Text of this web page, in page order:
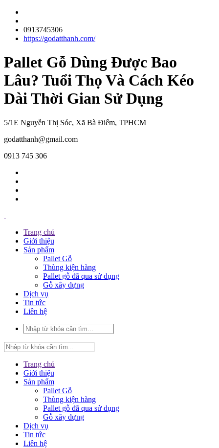
0913745306
https://godatthanh.com/
Pallet Gỗ Dùng Được Bao
Lâu? Tuổi Thọ Và Cách Kéo
Dài Thời Gian Sử Dụng
5/1E Nguyễn Thị Sóc, Xã Bà Điểm, TPHCM
godatthanh@gmail.com
0913 745 306
Trang chủ
Giới thiệu
Sản phẩm
Pallet Gỗ
Thùng kiện hàng
Pallet gỗ đã qua sử dụng
Gỗ xây dựng
Dịch vụ
Tin tức
Liên hệ
Trang chủ
Giới thiệu
Sản phẩm
Pallet Gỗ
Thùng kiện hàng
Pallet gỗ đã qua sử dụng
Gỗ xây dựng
Dịch vụ
Tin tức
Liên hệ